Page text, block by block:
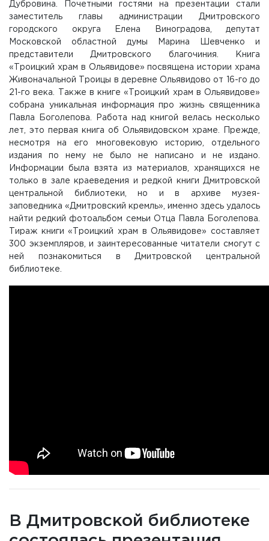
Дубровина. Почетными гостями на презентации стали
заместитель главы администрации Дмитровского
городского округа Елена Виноградова, депутат
Московской областной думы Марина Шевченко и
представители Дмитровского благочиния. Книга
«Троицкий храм в Ольявидове» посвящена истории храма
Живоначальной Троицы в деревне Ольявидово от 16-го до
21-го века. Также в книге «Троицкий храм в Ольявидове»
собрана уникальная информация про жизнь священника
Павла Боголепова. Работа над книгой велась несколько
лет, это первая книга об Ольявидовском храме. Прежде,
несмотря на его многовековую историю, отдельного
издания по нему не было не написано и не издано.
Информации была взята из материалов, хранящихся не
только в зале краеведения и редкой книги Дмитровской
центральной библиотеки, но и в архиве музея-
заповедника «Дмитровский кремль», именно здесь удалось
найти редкий фотоальбом семьи Отца Павла Боголепова.
Тираж книги «Троицкий храм в Ольявидове» составляет
300 экземпляров, и заинтересованные читатели смогут с
ней познакомиться в Дмитровской центральной
библиотеке.
В Дмитровской библиотеке